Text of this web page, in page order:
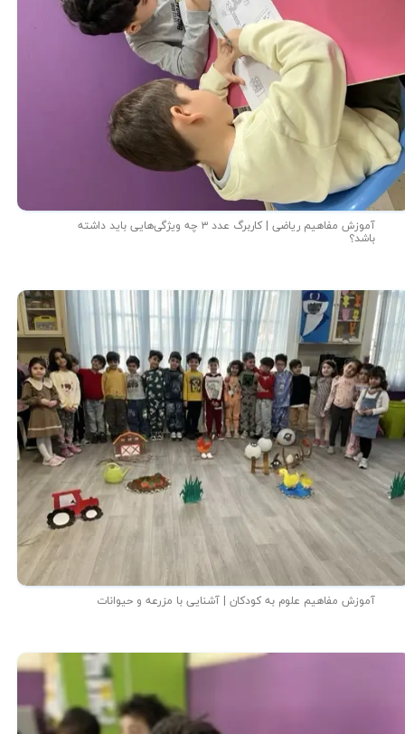
آموزش مفاهیم ریاضی | کاربرگ عدد ۳ چه ویژگی‌هایی باید داشته
باشد؟
آموزش مفاهیم علوم به کودکان | آشنایی با مزرعه و حیوانات